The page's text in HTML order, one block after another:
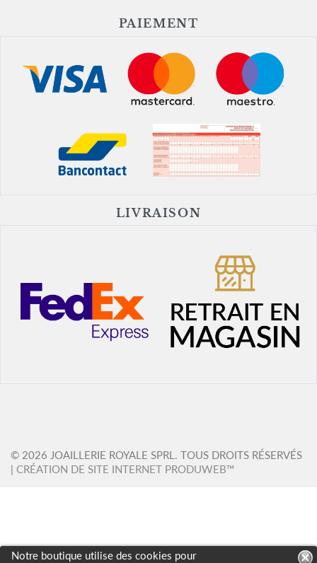
Notre boutique utilise des cookies pour
PAIEMENT
LIVRAISON
© 2026 JOAILLERIE ROYALE SPRL. TOUS DROITS RÉSERVÉS
| CRÉATION DE SITE INTERNET PRODUWEB™